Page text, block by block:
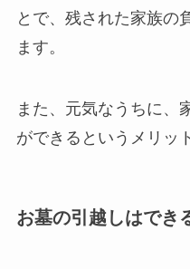
とで、残された家族の
ます。
また、元気なうちに、
ができるというメリッ
お墓の引越しはでき